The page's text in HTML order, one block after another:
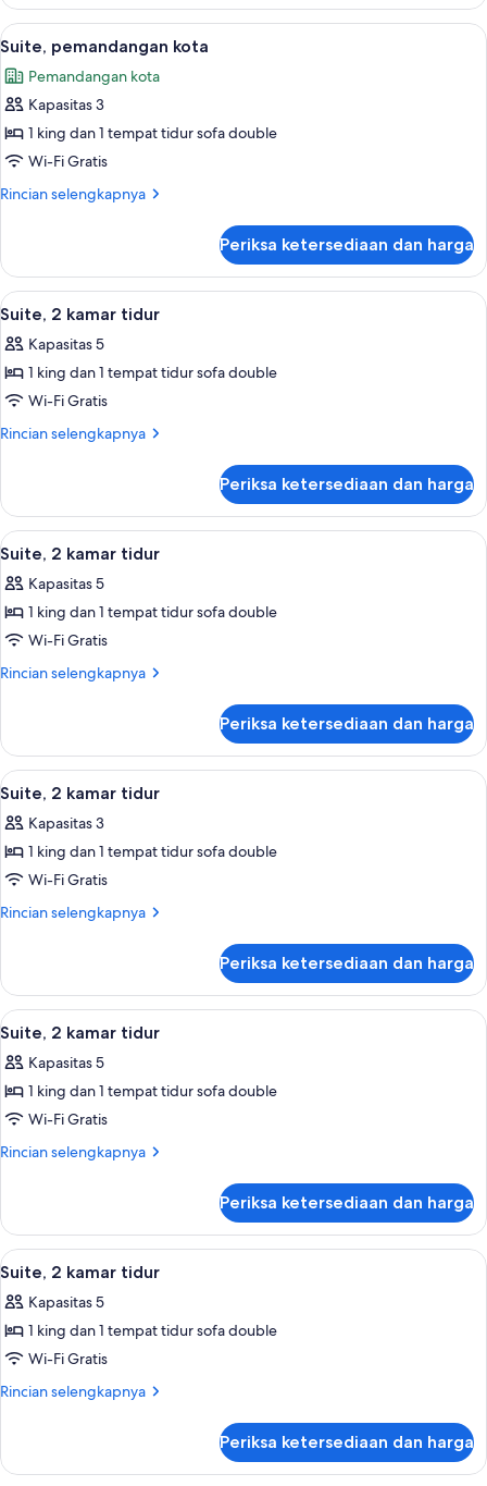
pemandangan
kota
Lihat
semua
foto
untuk
Suite,
pemandangan
kota
Seprai premium, tempat tidur Select
5
Suite, pemandangan kota
Pemandangan kota
Kapasitas 3
1 king dan 1 tempat tidur sofa double
Wi-Fi Gratis
Rincian selengkapnya
Rincian
Suite,
pemandangan
kota
Periksa ketersediaan dan harga
Lihat
semua
foto
untuk
Suite,
2
Seprai premium, tempat tidur Select
4
Suite, 2 kamar tidur
Kapasitas 5
1 king dan 1 tempat tidur sofa double
Wi-Fi Gratis
Rincian selengkapnya
Rincian
Suite,
kamar
Periksa ketersediaan dan harga
Lihat
semua
foto
untuk
Suite,
2
Seprai premium, tempat tidur Select
4
Suite, 2 kamar tidur
Kapasitas 5
1 king dan 1 tempat tidur sofa double
Wi-Fi Gratis
Rincian selengkapnya
Rincian
Suite,
kamar
Periksa ketersediaan dan harga
Lihat
semua
foto
untuk
Suite,
2
Seprai premium, tempat tidur Select
4
Suite, 2 kamar tidur
Kapasitas 3
1 king dan 1 tempat tidur sofa double
Wi-Fi Gratis
Rincian selengkapnya
Rincian
Suite,
kamar
Periksa ketersediaan dan harga
Lihat
semua
foto
untuk
Suite,
2
Seprai premium, tempat tidur Select
4
Suite, 2 kamar tidur
Kapasitas 5
1 king dan 1 tempat tidur sofa double
Wi-Fi Gratis
Rincian selengkapnya
Rincian
Suite,
kamar
Periksa ketersediaan dan harga
Lihat
semua
foto
untuk
Suite,
2
Seprai premium, tempat tidur Select
4
Suite, 2 kamar tidur
Kapasitas 5
1 king dan 1 tempat tidur sofa double
Wi-Fi Gratis
Rincian selengkapnya
Rincian
Suite,
Periksa ketersediaan dan harga